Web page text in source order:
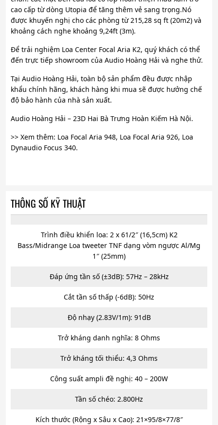
cao cấp từ dòng Utopia để tăng thêm vẻ sang trọng.Nó
được khuyến nghị cho các phòng từ 215,28 sq ft (20m2) và
khoảng cách nghe khoảng 9,24ft (3m).
Để trải nghiệm Loa Center Focal Aria K2, quý khách có thể
đến trực tiếp showroom của Audio Hoàng Hải và nghe thử.
Tại Audio Hoàng Hải, toàn bộ sản phẩm đều được nhập
khẩu chính hãng, khách hàng khi mua sẽ được hưởng chế
độ bảo hành của nhà sản xuất.
Audio Hoàng Hải – 23D Hai Bà Trưng Hoàn Kiếm Hà Nội.
>> Xem thêm: Loa Focal Aria 948, Loa Focal Aria 926, Loa
Dynaudio Focus 340.
THÔNG SỐ KỸ THUẬT
Trình điều khiển loa: 2 x 61/2″ (16,5cm) K2
Bass/Midrange Loa tweeter TNF dạng vòm ngược Al/Mg
1″ (25mm)
Đáp ứng tần số (±3dB): 57Hz – 28kHz
Cắt tần số thấp (-6dB): 50Hz
Độ nhạy (2.83V/1m): 91dB
Trở kháng danh nghĩa: 8 Ohms
Trở kháng tối thiểu: 4,3 Ohms
Công suất ampli đề nghị: 40 – 200W
Tần số chéo: 2.800Hz
Kích thước (Rộng x Sâu x Cao): 21×95/8×77/8″